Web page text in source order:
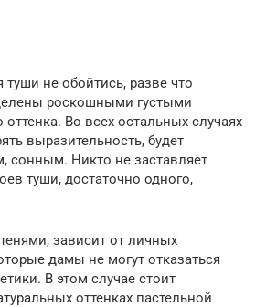
не обойтись, разве что
роскошными густыми
Во всех остальных случаях
выразительность, будет
сонным. Никто не заставляет
туши, достаточно одного,
зависит от личных
дамы не могут отказаться
В этом случае стоит
оттенках пастельной